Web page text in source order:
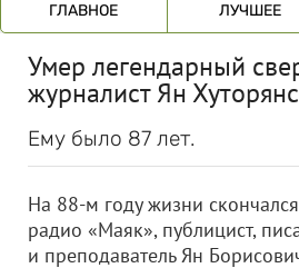
ГЛАВНОЕ ЛУЧШЕЕ
Умер легендарный
журналист Ян
Ему было 87 лет.
На 88-м году жизни
радио «Маяк», публицист,
и преподаватель Ян